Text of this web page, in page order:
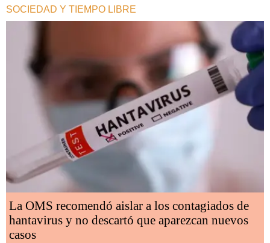
SOCIEDAD Y TIEMPO LIBRE
La OMS recomendó aislar a los contagiados de
hantavirus y no descartó que aparezcan nuevos
casos